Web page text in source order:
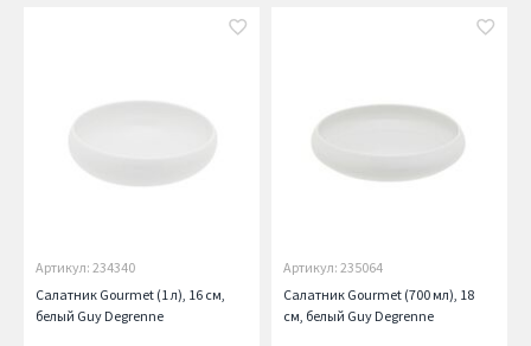
Артикул: 234340
Салатник Gourmet (1 л), 16 см,
белый Guy Degrenne
Артикул: 235064
Салатник Gourmet (700 мл), 18
см, белый Guy Degrenne